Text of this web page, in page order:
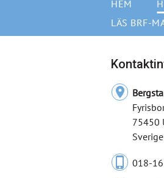
HEM
LÄS BRF-
location_on
75450
Sverige
phone_iphone 018-